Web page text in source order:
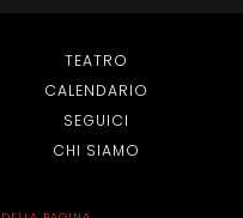
TEATRO
CALENDARIO
SEGUICI
CHI SIAMO